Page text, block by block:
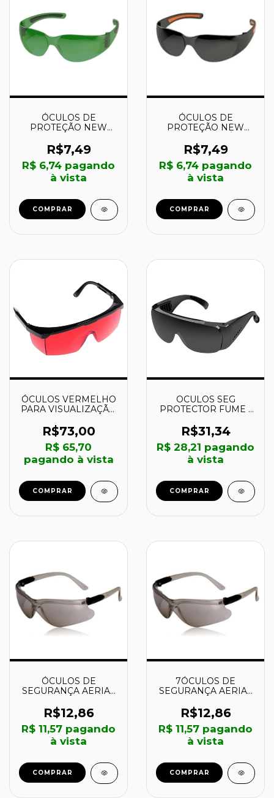
ÓCULOS DE
PROTEÇÃO NEW
062070 - VALEPLAST
R$7,49
R$ 6,74 pagando
à vista
COMPRAR
ÓCULOS DE
PROTEÇÃO NEW
062068 - VALEPLAST
R$7,49
R$ 6,74 pagando
à vista
COMPRAR
ÓCULOS VERMELHO
PARA VISUALIZAÇÃO
1608M0005B -
BOSCH
R$73,00
R$ 65,70
pagando à vista
COMPRAR
OCULOS SEG
PROTECTOR FUME -
R$31,34
R$ 28,21 pagando
à vista
ÓCULOS DE
SEGURANÇA AERIAL
VICSA
R$12,86
R$ 11,57 pagando
à vista
COMPRAR
7ÓCULOS DE
SEGURANÇA AERIAL
VICSA
R$12,86
R$ 11,57 pagando
à vista
COMPRAR